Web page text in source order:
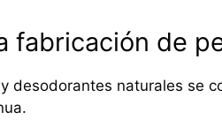
fabricación de
desodorantes naturales se